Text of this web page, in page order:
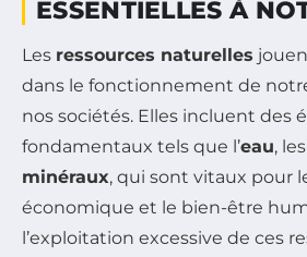
ESSENTIELLES À
Les ressources naturelles
dans le fonctionnement de
nos sociétés. Elles incluent des
fondamentaux tels que l’eau, les
minéraux, qui sont vitaux pour
économique et le bien-être
l’exploitation excessive de ces